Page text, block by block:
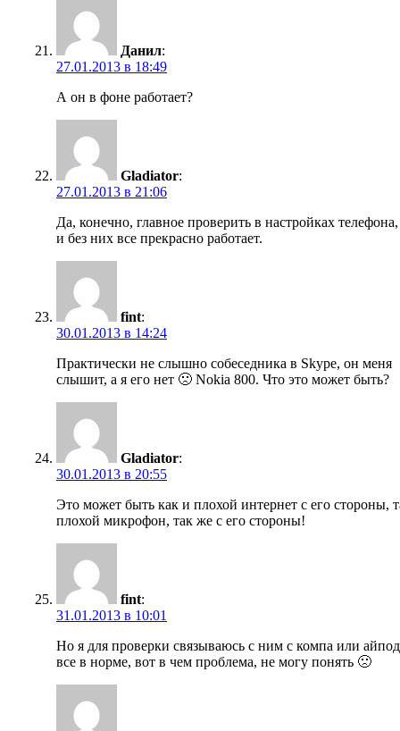
Данил:
27.01.2013 в 18:49
А он в фоне работает?
Gladiator:
27.01.2013 в 21:06
Да, конечно, главное проверить в настройках телефона,
и без них все прекрасно работает.
fint:
30.01.2013 в 14:24
Практически не слышно собеседника в Skype, он меня
слышит, а я его нет 🙁 Nokia 800. Что это может быть?
Gladiator:
30.01.2013 в 20:55
Это может быть как и плохой интернет с его стороны,
плохой микрофон, так же с его стороны!
fint:
31.01.2013 в 10:01
Но я для проверки связываюсь с ним с компа или
все в норме, вот в чем проблема, не могу понять 🙁